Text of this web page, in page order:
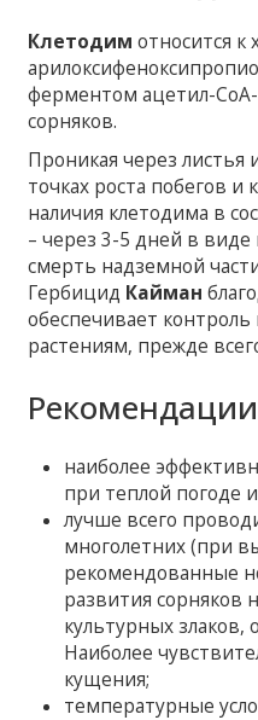
Клетодим относится к
ферментом ацетил-СоА-
сорняков.
Проникая через листья
точках роста побегов и
наличия клетодима в
– через 3-5 дней в виде
смерть надземной
Гербицид Кайман
обеспечивает
растениям, прежде
наиболее
при теплой погоде
лучше всего
многолетних (при
рекомендованные
развития сорняков
культурных
Наиболее
кущения;
температурные